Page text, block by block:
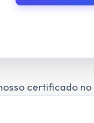
certificado